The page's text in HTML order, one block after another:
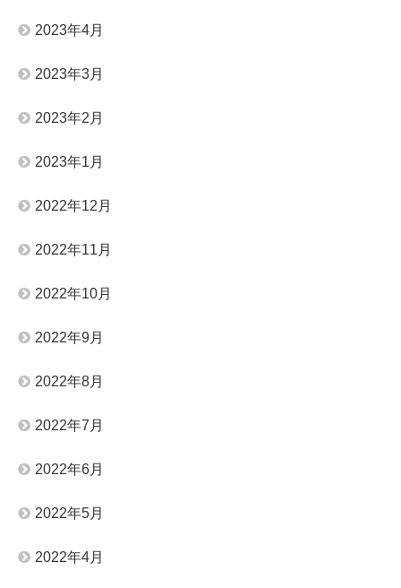
2023年4月
2023年3月
2023年2月
2023年1月
2022年12月
2022年11月
2022年10月
2022年9月
2022年8月
2022年7月
2022年6月
2022年5月
2022年4月